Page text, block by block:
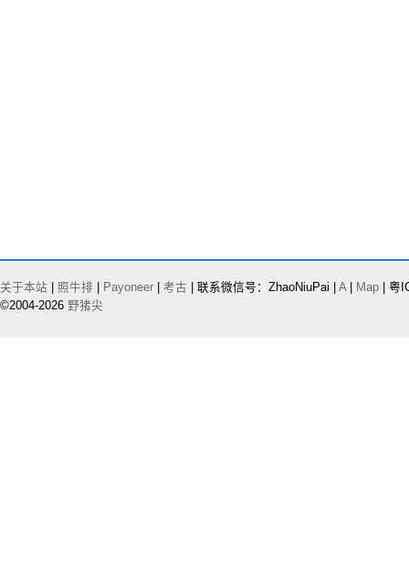
关于本站 照牛排 Payoneer 考古 | 联系微信号：ZhaoNiuPai | A| Map | 粤
©2004-2026 野猪尖